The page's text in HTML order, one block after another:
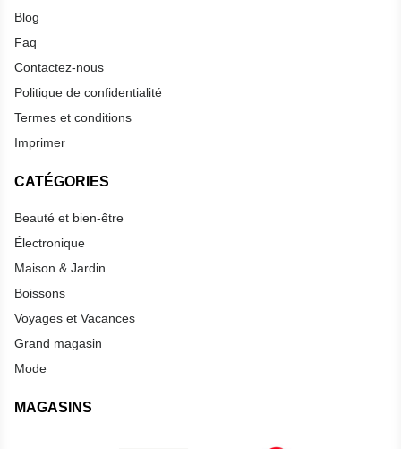
Blog
Faq
Contactez-nous
Politique de confidentialité
Termes et conditions
Imprimer
CATÉGORIES
Beauté et bien-être
Électronique
Maison & Jardin
Boissons
Voyages et Vacances
Grand magasin
Mode
MAGASINS